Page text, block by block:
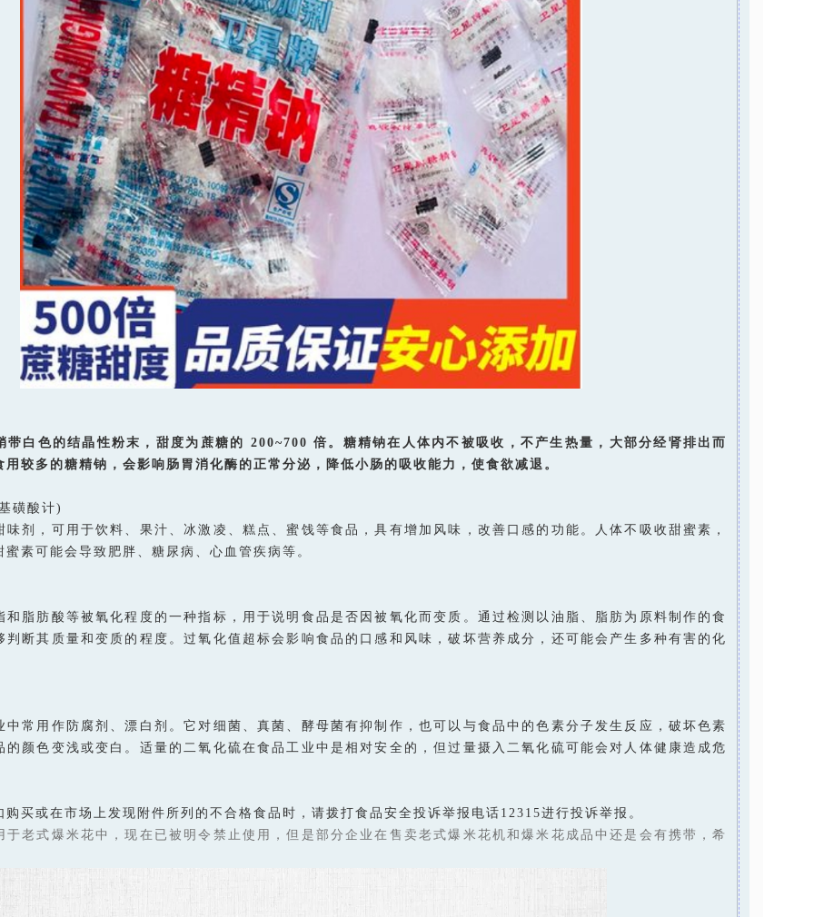
带白色的结晶性粉末，甜度为蔗糖的 200~700 倍。糖精钠在人体内不被吸收，不产生热量，大部分经肾排出而
较多的糖精钠，会影响肠胃消化酶的正常分泌，降低小肠的吸收能力，使食欲减退。
磺酸计)
味剂，可用于饮料、果汁、冰激凌、糕点、蜜饯等食品，具有增加风味，改善口感的功能。人体不吸收甜蜜素，
素可能会导致肥胖、糖尿病、心血管疾病等。
和脂肪酸等被氧化程度的一种指标，用于说明食品是否因被氧化而变质。通过检测以油脂、脂肪为原料制作的食
判断其质量和变质的程度。过氧化值超标会影响食品的口感和风味，破坏营养成分，还可能会产生多种有害的化
中常用作防腐剂、漂白剂。它对细菌、真菌、酵母菌有抑制作，也可以与食品中的色素分子发生反应，破坏色素
的颜色变浅或变白。适量的二氧化硫在食品工业中是相对安全的，但过量摄入二氧化硫可能会对人体健康造成危
买或在市场上发现附件所列的不合格食品时，请拨打食品安全投诉举报电话12315进行投诉举报。
于老式爆米花中，现在已被明令禁止使用，但是部分企业在售卖老式爆米花机和爆米花成品中还是会有携带，希